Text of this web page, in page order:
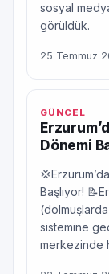
sosyal
görüldük.
25 Temmuz
GÜNCEL
Dönemi
Başlıyor!
sistemine
merkezinde